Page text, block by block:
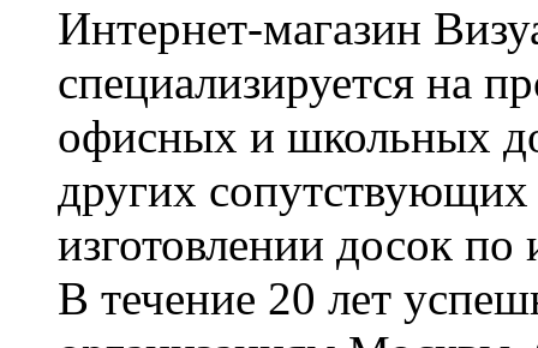
Интернет-магазин
специализируется на
офисных и школьных
других сопутствующих
изготовлении досок по
В течение 20 лет